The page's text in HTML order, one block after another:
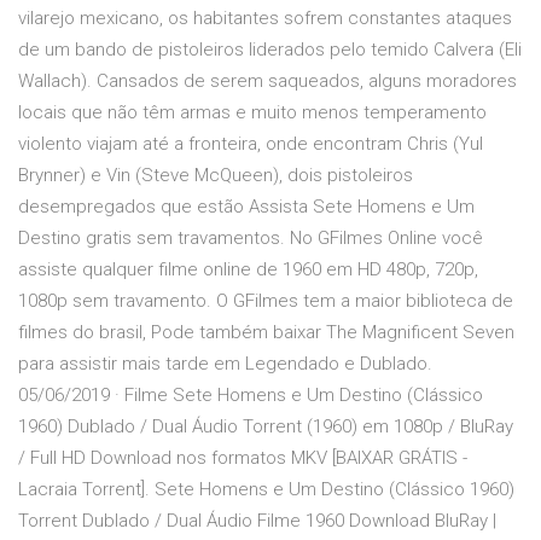
vilarejo mexicano, os habitantes sofrem constantes ataques
de um bando de pistoleiros liderados pelo temido Calvera (Eli
Wallach). Cansados de serem saqueados, alguns moradores
locais que não têm armas e muito menos temperamento
violento viajam até a fronteira, onde encontram Chris (Yul
Brynner) e Vin (Steve McQueen), dois pistoleiros
desempregados que estão Assista Sete Homens e Um
Destino gratis sem travamentos. No GFilmes Online você
assiste qualquer filme online de 1960 em HD 480p, 720p,
1080p sem travamento. O GFilmes tem a maior biblioteca de
filmes do brasil, Pode também baixar The Magnificent Seven
para assistir mais tarde em Legendado e Dublado.
05/06/2019 · Filme Sete Homens e Um Destino (Clássico
1960) Dublado / Dual Áudio Torrent (1960) em 1080p / BluRay
/ Full HD Download nos formatos MKV [BAIXAR GRÁTIS -
Lacraia Torrent]. Sete Homens e Um Destino (Clássico 1960)
Torrent Dublado / Dual Áudio Filme 1960 Download BluRay |